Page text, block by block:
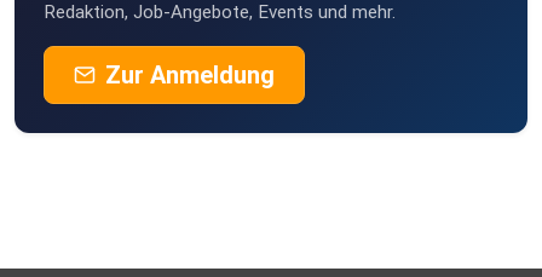
Redaktion, Job-Angebote, Events und mehr.
Zur Anmeldung